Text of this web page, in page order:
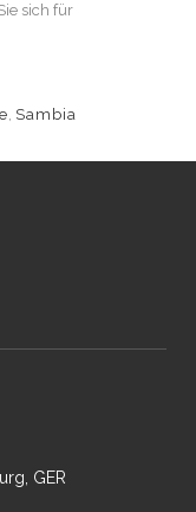
sich für
, Sambia
GER